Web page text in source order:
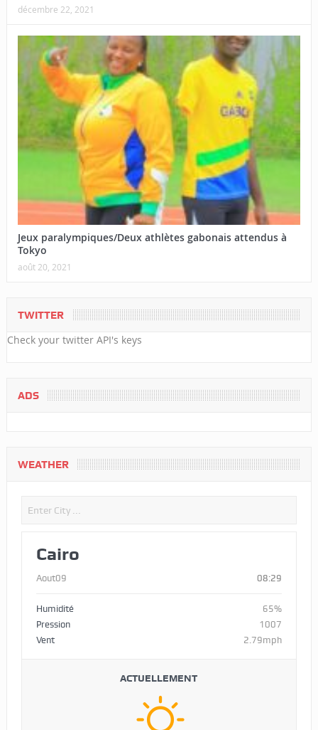
décembre 22, 2021
Jeux paralympiques/Deux athlètes gabonais attendus à
Tokyo
août 20, 2021
TWITTER
Check your twitter API's keys
ADS
WEATHER
Cairo
Aout09 08:29
Humidité
65%
Pression
1007
Vent
2.79mph
ACTUELLEMENT